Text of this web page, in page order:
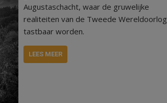
Augustaschacht, waar de gruwelijke
realiteiten van de Tweede Wereldoorlog
tastbaar worden.
LEES MEER